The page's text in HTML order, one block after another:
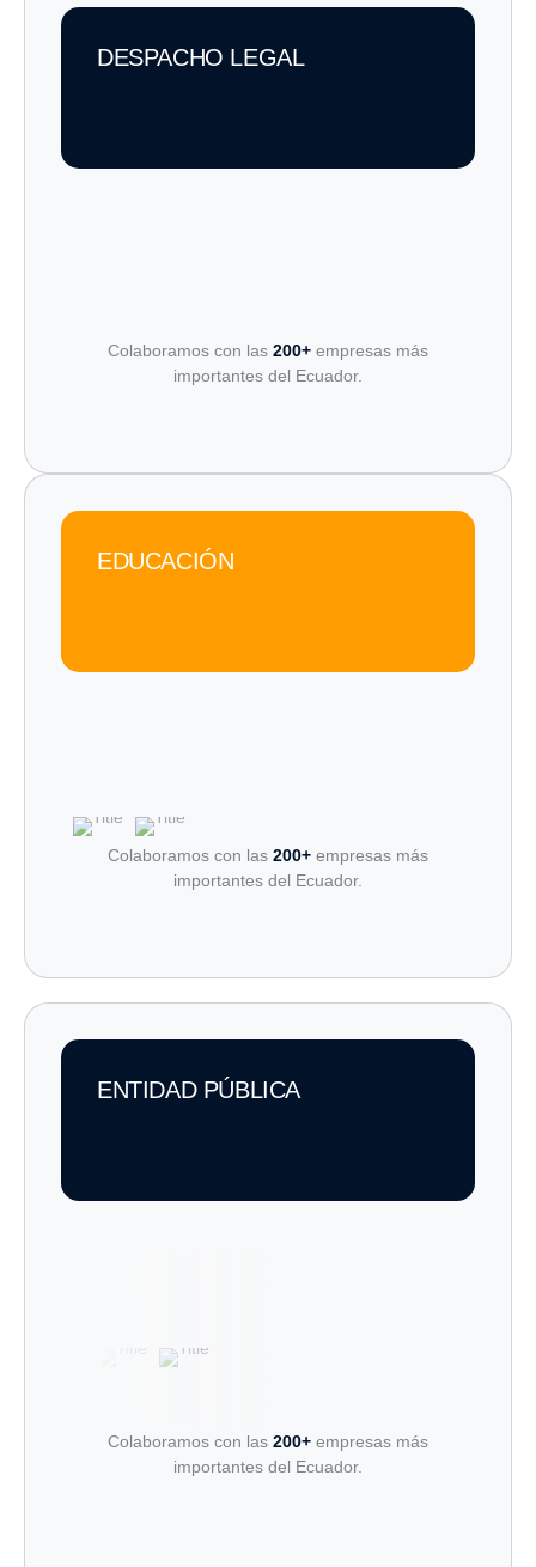
DESPACHO LEGAL
Colaboramos con las 200+ empresas más
importantes del Ecuador.
Colaboramos con las 200+ empresas más
importantes del Ecuador.
EDUCACIÓN
ENTIDAD PÚBLICA
Colaboramos con las 200+ empresas más
importantes del Ecuador.